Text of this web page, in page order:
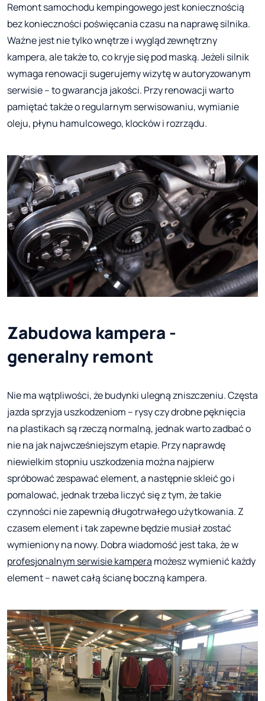
Remont samochodu kempingowego jest koniecznością
bez konieczności poświęcania czasu na naprawę silnika.
Ważne jest nie tylko wnętrze i wygląd zewnętrzny
kampera, ale także to, co kryje się pod maską. Jeżeli silnik
wymaga renowacji sugerujemy wizytę w autoryzowanym
serwisie – to gwarancja jakości. Przy renowacji warto
pamiętać także o regularnym serwisowaniu, wymianie
oleju, płynu hamulcowego, klocków i rozrządu.
Zabudowa kampera -
generalny remont
Nie ma wątpliwości, że budynki ulegną zniszczeniu. Częsta
jazda sprzyja uszkodzeniom – rysy czy drobne pęknięcia
na plastikach są rzeczą normalną, jednak warto zadbać o
nie na jak najwcześniejszym etapie. Przy naprawdę
niewielkim stopniu uszkodzenia można najpierw
spróbować zespawać element, a następnie skleić go i
pomalować, jednak trzeba liczyć się z tym, że takie
czynności nie zapewnią długotrwałego użytkowania. Z
czasem element i tak zapewne będzie musiał zostać
wymieniony na nowy. Dobra wiadomość jest taka, że w
profesjonalnym serwisie kampera możesz wymienić każdy
element – nawet całą ścianę boczną kampera.